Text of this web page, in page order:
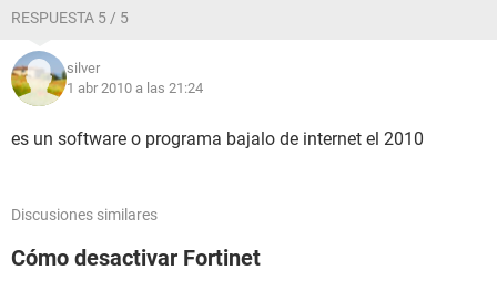
RESPUESTA 5 / 5
silver
1 abr 2010 a las 21:24
es un software o programa bajalo de internet el 2010
Discusiones similares
Cómo desactivar Fortinet